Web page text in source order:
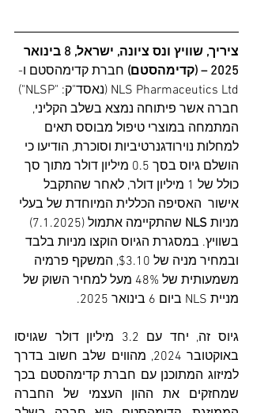
ציריך, שוויץ ונס ציונה, ישראל, 8 בינואר
2025 – (קדימהסטם)
חברת קדימהסטם ו-
NLS Pharmaceutics Ltd (נאסד"ק: "NLSP")
חברה אשר פיתוחה נמצא בשלב הקליני,
המתמחה במוצרי טיפול מבוסס תאים
למחלות נוירודגנרטיביות וסוכרת, הודיעו כי
הושלם גיוס בסך 0.5 מיליון דולר מתוך סך
כולל של 1 מיליון דולר, לאחר שהתקבל
אישור  האסיפה הכללית המיוחדת של בעלי
מניות NLS
שהתקיימה אתמול (7.1.2025)
בשוויץ. במסגרת הגיוס הוקצו מניות בלבד
ובמחיר מניה של $3.10, המשקף פרמיה
משמעותית של 48% מעל למחיר השוק של
מניית NLS ביום 6 בינואר 2025.